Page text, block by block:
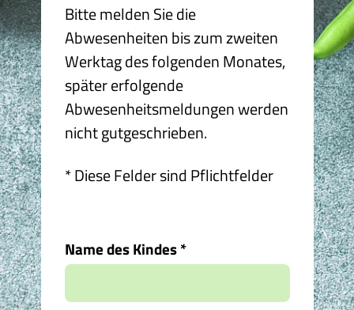
Bitte melden Sie die
Abwesenheiten bis zum zweiten
Werktag des folgenden Monates,
später erfolgende
Abwesenheitsmeldungen werden
nicht gutgeschrieben.
* Diese Felder sind Pflichtfelder
Name des Kindes*